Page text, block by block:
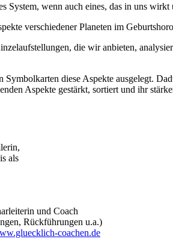
System, wenn auch eines, das in uns
verschiedener Planeten im
die wir anbieten,
diese Aspekte ausgelegt.
Aspekte gestärkt, sortiert und ihr
als
und Coach
Rückführungen u.a.)
coachen.de